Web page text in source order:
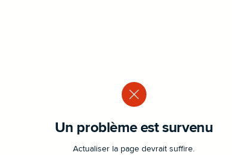
Un problème est survenu
Actualiser la page devrait suffire.